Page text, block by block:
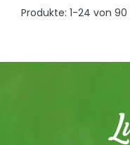
Produkte: 1-24 von 90